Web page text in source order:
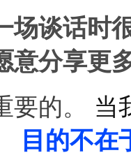
谈时放
间和观
语言：